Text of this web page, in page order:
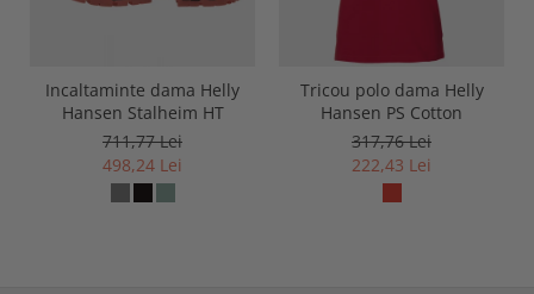
Incaltaminte dama Helly
Hansen Stalheim HT
711,77 Lei
498,24 Lei
Tricou polo dama Helly
Hansen PS Cotton
317,76 Lei
222,43 Lei